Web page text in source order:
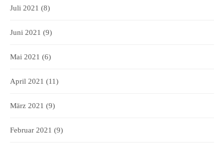
Juli 2021 (8)
Juni 2021 (9)
Mai 2021 (6)
April 2021 (11)
März 2021 (9)
Februar 2021 (9)